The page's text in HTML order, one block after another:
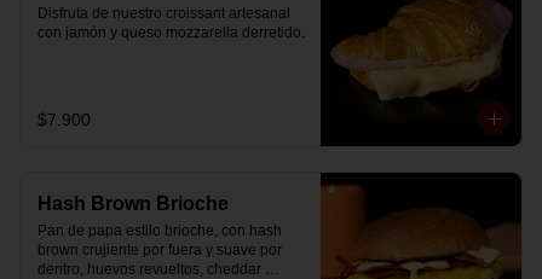
Disfruta de nuestro croissant artesanal
con jamón y queso mozzarella derretido.
$7.900
Hash Brown Brioche
Pan de papa estilo brioche, con hash
brown crujiente por fuera y suave por
dentro, huevos revueltos, cheddar